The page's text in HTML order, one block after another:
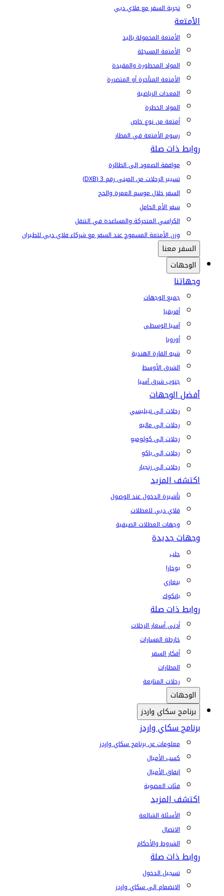
تجربة السفر مع فلاي دبي
الأمتعة
الأمتعة المحمولة باليد
الأمتعة المسجلة
المواد المحظورة والمقيدة
الأمتعة المتأخرة أو المتضررة
المعدات الرياضية
المواد الخطرة
أمتعة من نوع خاص
رسوم الأمتعة في المطار
روابط ذات صلة
موافقة الصعود إلى الطائرة
تسيير الرحلات من المبنى رقم 3 (DXB)
السفر خلال موسم العمرة والحج
سفر الأم الحامل
الكراسي المتحركة والمساعدة في التنقل
وزن الأمتعة المسموح عند السفر مع شركاء فلاي دبي للطيران
السفر معنا
الوجهات
وجهاتنا
جميع الوجهات
أفريقيا
آسيا الوسطى
أوروبا
شبه القارة الهندية
الشرق الأوسط
جنوب شرق آسيا
أفضل الوجهات
رحلات إلى تبيليسي
رحلات إلى ماليه
رحلات إلى كولومبو
رحلات إلى باكو
رحلات إلى زنجبار
اكتشف المزيد
تأشيرة الدخول عند الوصول
فلاي دبي للعطلات
وجهات العطلات الصيفية
وجهات جديدة
حلب
بوخارا
بنغازي
بانكوك
روابط ذات صلة
أدنى أسعار الرحلات
خارطة المسارات
أفكار السفر
المطارات
رحلات المتابعة
الوجهات
برنامج سكاي واردز
برنامج سكاي واردز
معلومات عن برنامج سكاي واردز
كسب الأميال
إنفاق الأميال
فئات العضوية
اكتشف المزيد
الأسئلة الشائعة
الاتصال
الشروط والأحكام
روابط ذات صلة
تسجيل الدخول
الانضمام إلى سكاي واردز